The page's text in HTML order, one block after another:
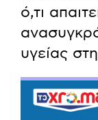
ό,τι
υγείας